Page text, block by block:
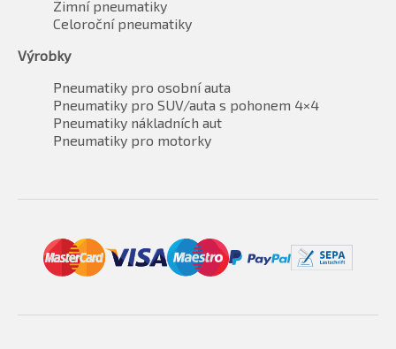
Zimní pneumatiky
Celoroční pneumatiky
Výrobky
Pneumatiky pro osobní auta
Pneumatiky pro SUV/auta s pohonem 4×4
Pneumatiky nákladních aut
Pneumatiky pro motorky